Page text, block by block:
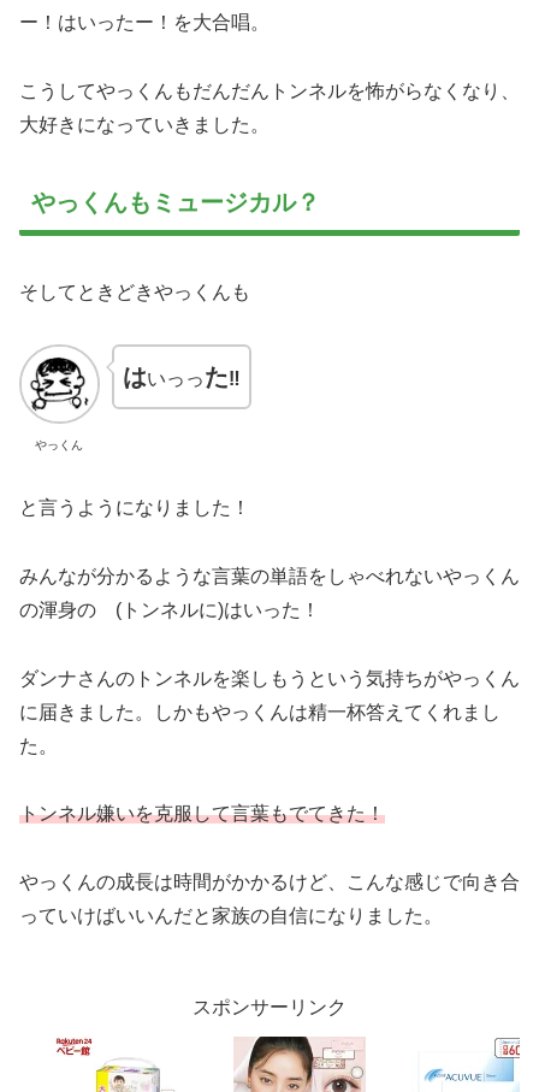
ー！はいったー！を大合唱。
こうしてやっくんもだんだんトンネルを怖がらなくなり、
大好きになっていきました。
やっくんもミュージカル？
そしてときどきやっくんも
やっくん
はいっった‼︎
と言うようになりました！
みんなが分かるような言葉の単語をしゃべれないやっくん
の渾身の (トンネルに)はいった！
ダンナさんのトンネルを楽しもうという気持ちがやっくん
に届きました。しかもやっくんは精一杯答えてくれまし
た。
トンネル嫌いを克服して言葉もでてきた！
やっくんの成長は時間がかかるけど、こんな感じで向き合
っていけばいいんだと家族の自信になりました。
スポンサーリンク